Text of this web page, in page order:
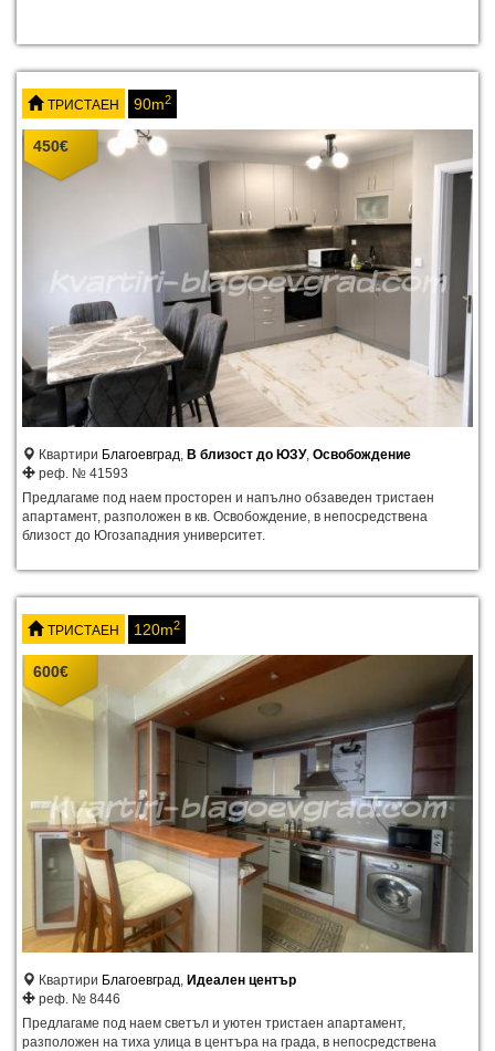
ТРИСТАЕН 90m2
450€
Квартири Благоевград В близост до ЮЗУ, Освобождение
реф. № 41593
Предлагаме под наем просторен и напълно обзаведен тристаен
апартамент, разположен в кв. Освобождение, в непосредствена
близост до Югозападния университет.
ТРИСТАЕН 120m2
600€
Квартири Благоевград Идеален център
реф. № 8446
Предлагаме под наем светъл и уютен тристаен апартамент,
разположен на тиха улица в центъра на града, в непосредствена